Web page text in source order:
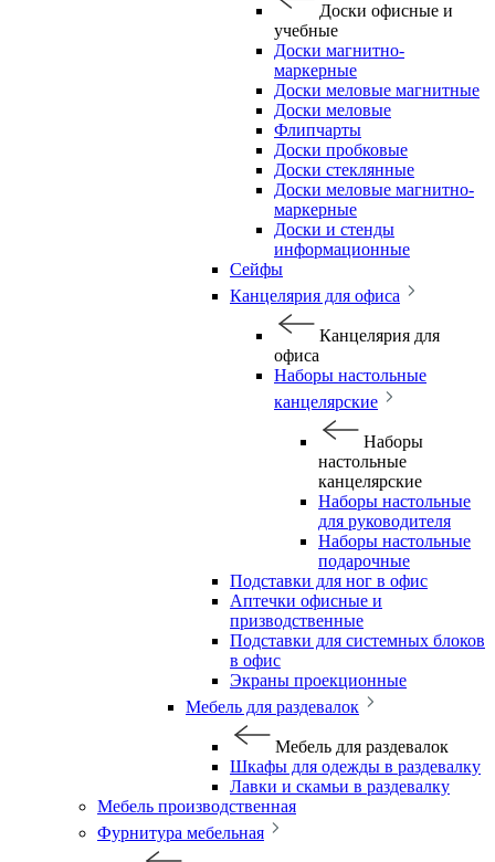
Доски офисные и
учебные
Доски магнитно-
маркерные
Доски меловые магнитные
Доски меловые
Флипчарты
Доски пробковые
Доски стеклянные
Доски меловые магнитно-
маркерные
Доски и стенды
информационные
Сейфы
Канцелярия для офиса
Канцелярия для
офиса
Наборы настольные
канцелярские
Наборы
настольные
канцелярские
Наборы настольные
для руководителя
Наборы настольные
подарочные
Подставки для ног в офис
Аптечки офисные и
призводственные
Подставки для системных блоков
в офис
Экраны проекционные
Мебель для раздевалок
Мебель для раздевалок
Шкафы для одежды в раздевалку
Лавки и скамьи в раздевалку
Мебель производственная
Фурнитура мебельная